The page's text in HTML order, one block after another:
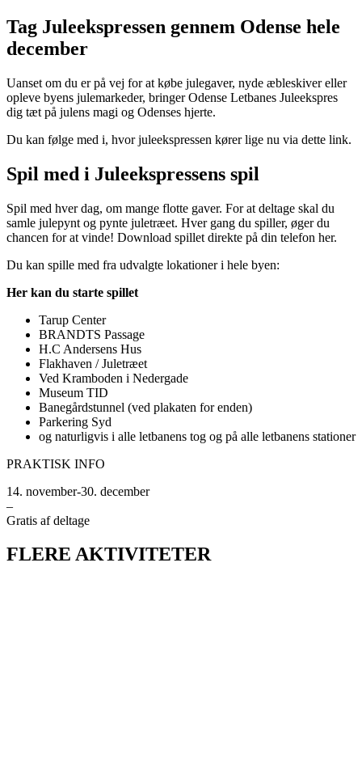
Tag Juleekspressen gennem Odense hele
december
Uanset om du er på vej for at købe julegaver, nyde æbleskiver eller
opleve byens julemarkeder, bringer Odense Letbanes Juleekspres
dig tæt på julens magi og Odenses hjerte.
Du kan følge med i, hvor juleekspressen kører lige nu via dette link.
Spil med i Juleekspressens spil
Spil med hver dag, om mange flotte gaver. For at deltage skal du
samle julepynt og pynte juletræet. Hver gang du spiller, øger du
chancen for at vinde! Download spillet direkte på din telefon her.
Du kan spille med fra udvalgte lokationer i hele byen:
Her kan du starte spillet
Tarup Center
BRANDTS Passage
H.C Andersens Hus ​
Flakhaven / Juletræet
Ved Kramboden ​i Nedergade
Museum TID
Banegårdstunnel (ved plakaten for enden)
Parkering Syd
og naturligvis i alle letbanens tog og på alle letbanens stationer
PRAKTISK INFO
14. november-30. december
–
Gratis af deltage
FLERE AKTIVITETER